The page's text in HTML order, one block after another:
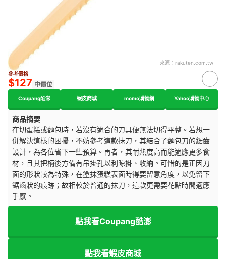
來源： rakuten.com.tw
參考價格
$127 中價位
Coupang酷澎 蝦皮商城 momo購物網 Yahoo購物中心
商品摘要
在切蛋糕或麵包時，若沒有適合的刀具便無法切得平整。若想一
併解決這樣的困擾，不妨參考這款抹刀，其結合了麵包刀的鋸齒
設計，為各位省下一些預算。再者，其耐熱度高而能適應更多食
材，且其把柄後方備有吊掛孔以利晾掛、收納。可惜的是正因刀
面的形狀較為特殊，在塗抹蛋糕表面時得要留意角度，以免留下
鋸齒狀的痕跡；故相較於普通的抹刀，這款更需要花點時間適應
手感。
點我看Coupang酷澎
點我看蝦皮商城